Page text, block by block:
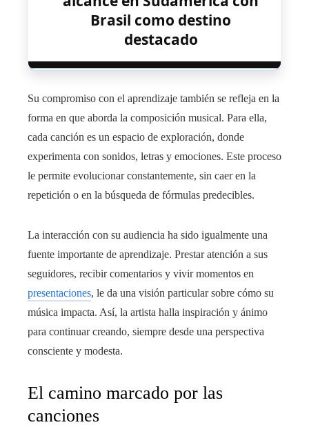
Brasil como destino
destacado
Su compromiso con el aprendizaje también se refleja en la
forma en que aborda la composición musical. Para ella,
cada canción es un espacio de exploración, donde
experimenta con sonidos, letras y emociones. Este proceso
le permite evolucionar constantemente, sin caer en la
repetición o en la búsqueda de fórmulas predecibles.
La interacción con su audiencia ha sido igualmente una
fuente importante de aprendizaje. Prestar atención a sus
seguidores, recibir comentarios y vivir momentos en
presentaciones, le da una visión particular sobre cómo su
música impacta. Así, la artista halla inspiración y ánimo
para continuar creando, siempre desde una perspectiva
consciente y modesta.
El camino marcado por las
canciones